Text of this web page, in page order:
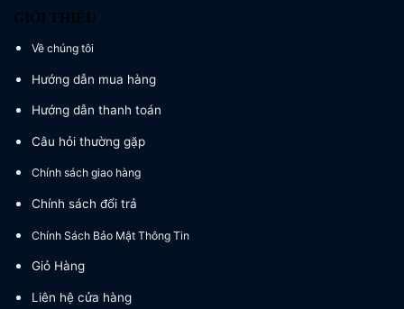
GIỚI THIỆU
Về chúng tôi
Hướng dẫn mua hàng
Hướng dẫn thanh toán
Câu hỏi thường gặp
Chính sách giao hàng
Chính sách đổi trả
Chính Sách Bảo Mật Thông Tin
Giỏ Hàng
Liên hệ cửa hàng